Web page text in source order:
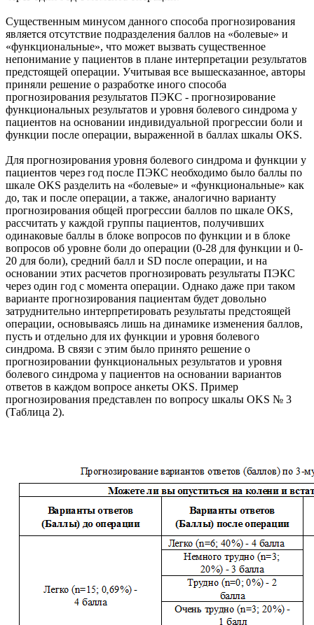
Существенным минусом данного способа прогнозирования
является отсутствие подразделения баллов на «болевые» и
«функциональные», что может вызвать существенное
непонимание у пациентов в плане интерпретации результатов
предстоящей операции. Учитывая все вышесказанное, авторы
приняли решение о разработке иного способа
прогнозирования результатов ПЭКС - прогнозирование
функциональных результатов и уровня болевого синдрома у
пациентов на основании индивидуальной прогрессии боли и
функции после операции, выраженной в баллах шкалы OKS.
Для прогнозирования уровня болевого синдрома и функции у
пациентов через год после ПЭКС необходимо было баллы по
шкале OKS разделить на «болевые» и «функциональные» как
до, так и после операции, а также, аналогично варианту
прогнозирования общей прогрессии баллов по шкале OKS,
рассчитать у каждой группы пациентов, получивших
одинаковые баллы в блоке вопросов по функции и в блоке
вопросов об уровне боли до операции (0-28 для функции и 0-
20 для боли), средний балл и SD после операции, и на
основании этих расчетов прогнозировать результаты ПЭКС
через один год с момента операции. Однако даже при таком
варианте прогнозирования пациентам будет довольно
затруднительно интерпретировать результаты предстоящей
операции, основываясь лишь на динамике изменения баллов,
пусть и отдельно для их функции и уровня болевого
синдрома. В связи с этим было принято решение о
прогнозировании функциональных результатов и уровня
болевого синдрома у пациентов на основании вариантов
ответов в каждом вопросе анкеты OKS. Пример
прогнозирования представлен по вопросу шкалы OKS № 3
(Таблица 2).